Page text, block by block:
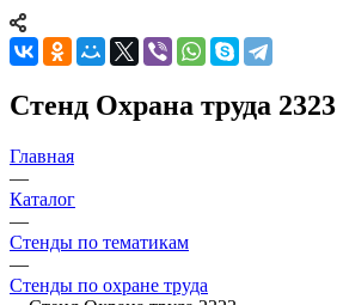
Стенд Охрана труда 2323
Главная
—
Каталог
—
Стенды по тематикам
—
Стенды по охране труда